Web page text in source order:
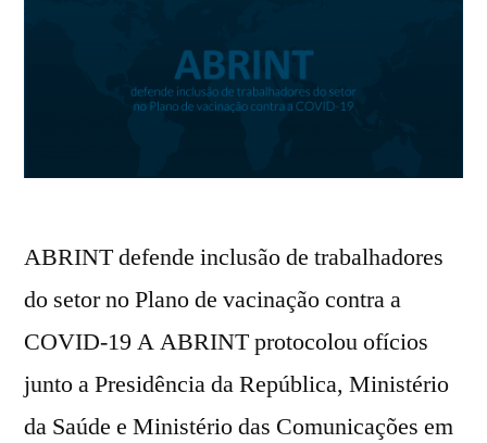
ABRINT defende inclusão de trabalhadores
do setor no Plano de vacinação contra a
COVID-19 A ABRINT protocolou ofícios
junto a Presidência da República, Ministério
da Saúde e Ministério das Comunicações em